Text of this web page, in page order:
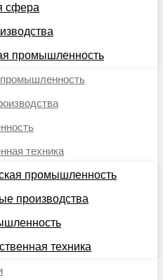
сфера
промышленность
техника
промышленность
производства
техника